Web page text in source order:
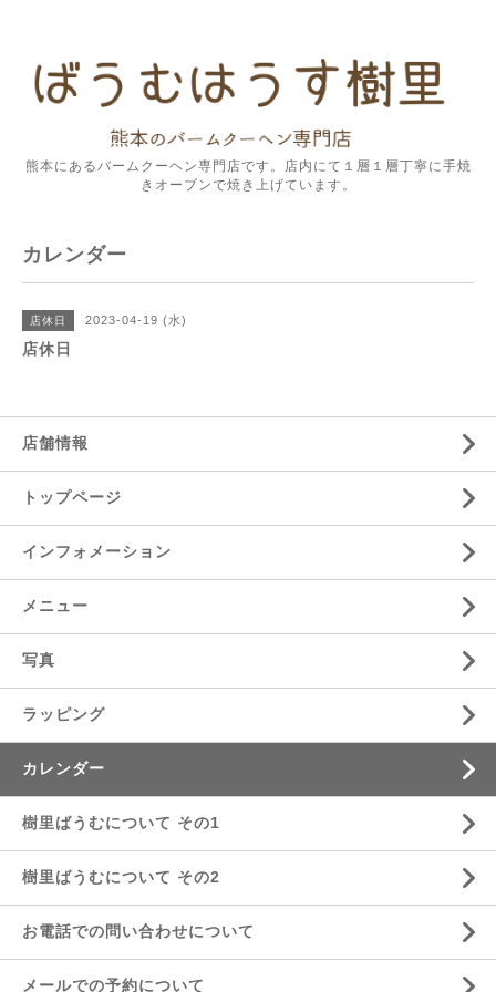
熊本にあるバームクーヘン専門店です。店内にて１層１層丁寧に手焼
きオーブンで焼き上げています。
カレンダー
店休日 2023-04-19 (水)
店休日
店舗情報
トップページ
インフォメーション
メニュー
写真
ラッピング
カレンダー
樹里ばうむについて その1
樹里ばうむについて その2
お電話での問い合わせについて
メールでの予約について